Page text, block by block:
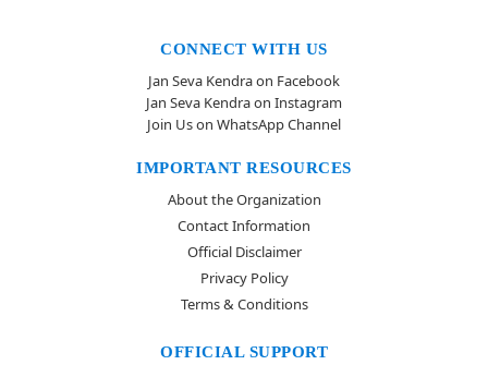
CONNECT WITH US
Jan Seva Kendra on Facebook
Jan Seva Kendra on Instagram
Join Us on WhatsApp Channel
IMPORTANT RESOURCES
About the Organization
Contact Information
Official Disclaimer
Privacy Policy
Terms & Conditions
OFFICIAL SUPPORT